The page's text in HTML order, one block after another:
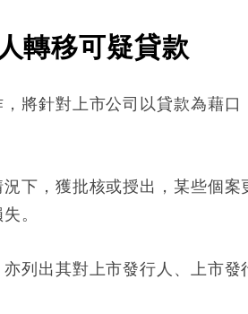
轉移可疑貸款
將針對上市公司以貸款為藉口
下，獲批核或授出，某些個案
。
列出其對上市發行人、上市發